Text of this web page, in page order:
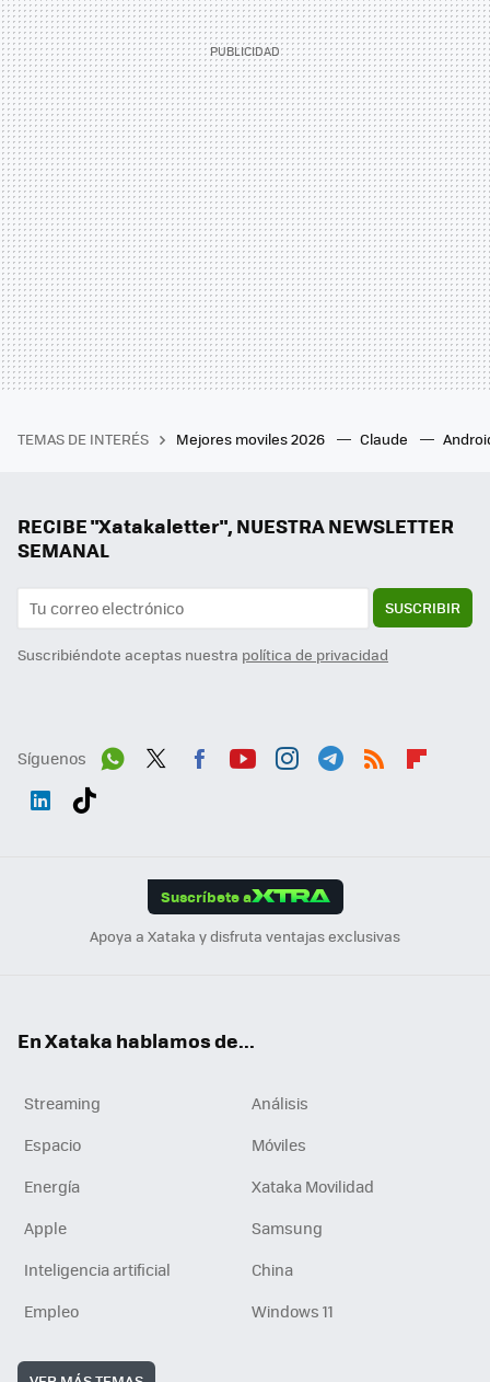
TEMAS DE INTERÉS Mejores moviles 2026 Claude
RECIBE "Xatakaletter", NUESTRA NEWSLETTER
SEMANAL
SUSCRIBIR
Suscribiéndote aceptas nuestra política de privacidad
Síguenos
Suscríbete a
Apoya a Xataka y disfruta ventajas exclusivas
En Xataka hablamos de...
Streaming
Análisis
Espacio
Móviles
Energía
Xataka Movilidad
Apple
Samsung
Inteligencia artificial
China
Empleo
Windows 11